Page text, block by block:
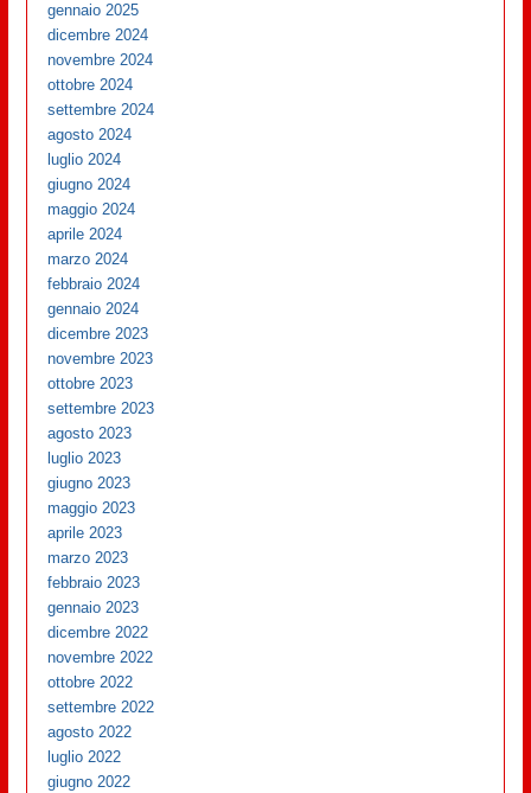
gennaio 2025
dicembre 2024
novembre 2024
ottobre 2024
settembre 2024
agosto 2024
luglio 2024
giugno 2024
maggio 2024
aprile 2024
marzo 2024
febbraio 2024
gennaio 2024
dicembre 2023
novembre 2023
ottobre 2023
settembre 2023
agosto 2023
luglio 2023
giugno 2023
maggio 2023
aprile 2023
marzo 2023
febbraio 2023
gennaio 2023
dicembre 2022
novembre 2022
ottobre 2022
settembre 2022
agosto 2022
luglio 2022
giugno 2022